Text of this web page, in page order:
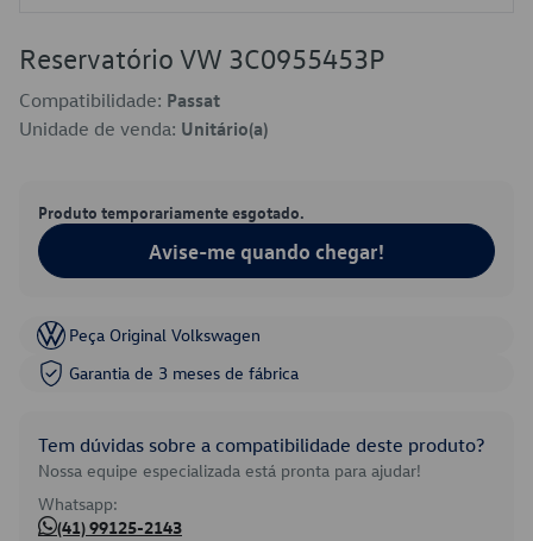
Reservatório VW 3C0955453P
Compatibilidade: Passat
Unidade de venda: Unitário(a)
Produto temporariamente esgotado.
Avise-me quando chegar!
Peça Original Volkswagen
Garantia de 3 meses de fábrica
Tem dúvidas sobre a compatibilidade deste produto?
Nossa equipe especializada está pronta para ajudar!
Whatsapp:
(41) 99125-2143